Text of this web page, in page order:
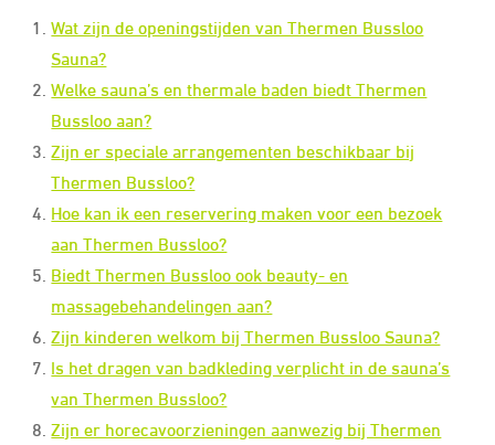
Wat zijn de openingstijden van Thermen Bussloo
Sauna?
Welke sauna’s en thermale baden biedt Thermen
Bussloo aan?
Zijn er speciale arrangementen beschikbaar bij
Thermen Bussloo?
Hoe kan ik een reservering maken voor een bezoek
aan Thermen Bussloo?
Biedt Thermen Bussloo ook beauty- en
massagebehandelingen aan?
Zijn kinderen welkom bij Thermen Bussloo Sauna?
Is het dragen van badkleding verplicht in de sauna’s
van Thermen Bussloo?
Zijn er horecavoorzieningen aanwezig bij Thermen